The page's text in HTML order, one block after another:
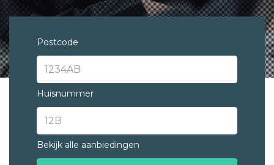
Postcode
Huisnummer
Bekijk alle aanbiedingen